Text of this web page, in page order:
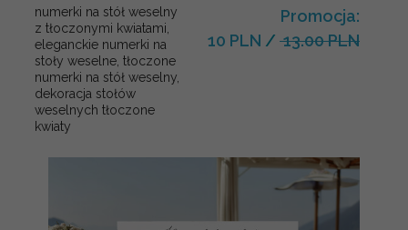
numerki na stół weselny
z tłoczonymi kwiatami,
eleganckie numerki na
stoły weselne, tłoczone
numerki na stół weselny,
dekoracja stołów
weselnych tłoczone
kwiaty
Promocja:
10 PLN / 13.00 PLN